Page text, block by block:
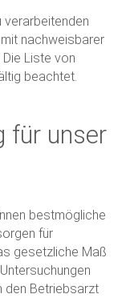
verarbeitenden
nachweisbarer
Liste von
beachtet.
für unser
bestmögliche
für
gesetzliche Maß
den Betriebsarzt